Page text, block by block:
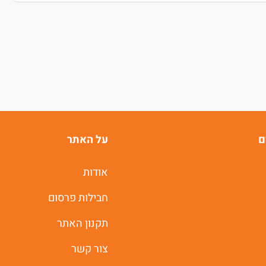
על האתר
אודות
חבילות פרסום
תקנון האתר
צור קשר